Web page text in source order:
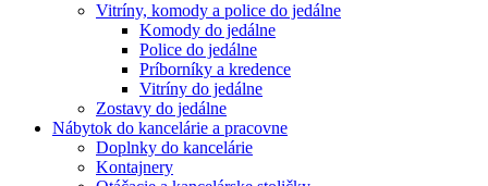
Vitríny, komody a police do jedálne
Komody do jedálne
Police do jedálne
Príborníky a kredence
Vitríny do jedálne
Zostavy do jedálne
Nábytok do kancelárie a pracovne
Doplnky do kancelárie
Kontajnery